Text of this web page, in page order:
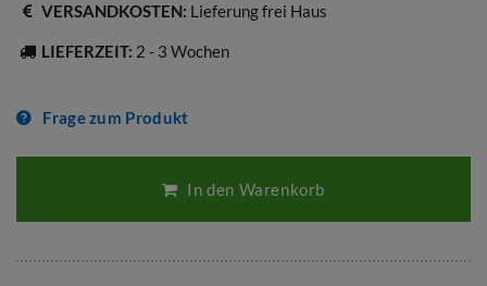
VERSANDKOSTEN: Lieferung frei Haus
LIEFERZEIT: 2 - 3 Wochen
Frage zum Produkt
In den Warenkorb